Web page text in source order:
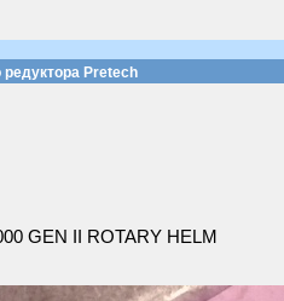
Pretech
GEN II ROTARY HELM